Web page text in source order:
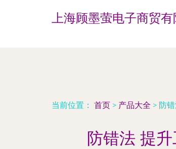
上海顾墨萤电子商贸有
当前位置： 首页 > 产品大全 > 防
防错法 提